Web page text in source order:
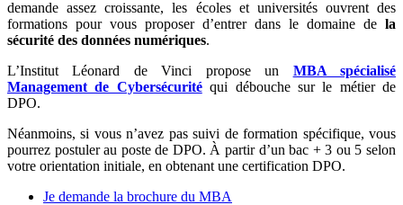
demande assez croissante, les écoles et universités ouvrent des
formations pour vous proposer d’entrer dans le domaine de la
sécurité des données numériques.
L’Institut Léonard de Vinci propose un MBA spécialisé
Management de Cybersécurité qui débouche sur le métier de
DPO.
Néanmoins, si vous n’avez pas suivi de formation spécifique, vous
pourrez postuler au poste de DPO. À partir d’un bac + 3 ou 5 selon
votre orientation initiale, en obtenant une certification DPO.
Je demande la brochure du MBA